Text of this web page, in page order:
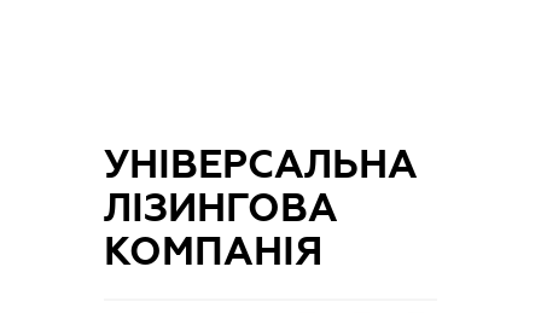
УНІВЕРСАЛЬНА
ЛІЗИНГОВА
КОМПАНІЯ